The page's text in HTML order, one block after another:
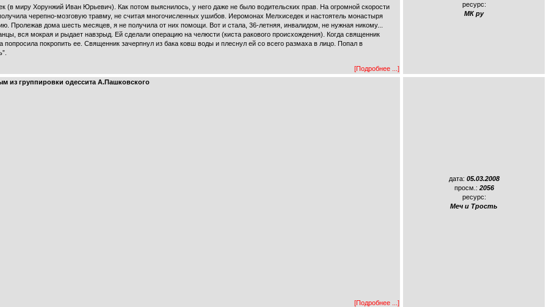
(в миру Хорунжий Иван Юрьевич). Как потом выяснилось, у него даже не было водительских прав. На огромной скорости
черепно-мозговую травму, не считая многочисленных ушибов. Иеромонах Мелхиседек и настоятель монастыря
Пролежав дома шесть месяцев, я не получила от них помощи. Вот и стала, 36-летняя, инвалидом, не нужная никому...
вся мокрая и рыдает навзрыд. Ей сделали операцию на челюсти (киста ракового происхождения). Когда священник
покропить ее. Священник зачерпнул из бака ковш воды и плеснул ей со всего размаха в лицо. Попал в
[Подробнее ...]
ресурс:
МК ру
из группировки одессита А.Пашковского
[Подробнее ...]
дата: 05.03.2008
просм.: 2056
ресурс:
Меч и Трость